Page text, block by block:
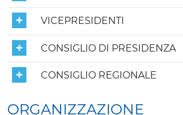
VICEPRESIDENTI
CONSIGLIO DI PRESIDENZA
CONSIGLIO REGIONALE
ORGANIZZAZIONE